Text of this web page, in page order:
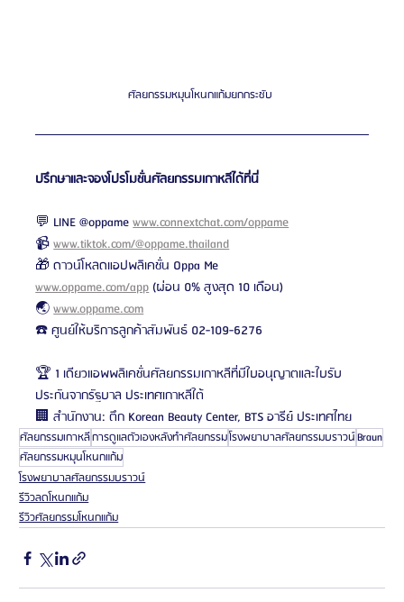
ศัลยกรรมหมุนโหนกแก้มยกกระชับ
ปรึกษาและจองโปรโมชั่นศัลยกรรมเกาหลีได้ที่นี่
💬 LINE @oppame www.connextchat.com/oppame
📹 www.tiktok.com/@oppame.thailand
🎁 ดาวน์โหลดแอปพลิเคชั่น Oppa Me
www.oppame.com/app (ผ่อน 0% สูงสุด 10 เดือน)
🌏 www.oppame.com
☎️ ศูนย์ให้บริการลูกค้าสัมพันธ์ 02-109-6276
🏆 1 เดียวแอพพลิเคชั่นศัลยกรรมเกาหลีที่มีใบอนุญาตและใบรับ
ประกันจากรัฐบาล ประเทศเกาหลีใต้
🏢 สำนักงาน: ตึก Korean Beauty Center, BTS อารีย์ ประเทศไทย
ศัลยกรรมเกาหลีการดูแลตัวเองหลังทำศัลยกรรมโรงพยาบาลศัลยกรรมบราวน์Braun
ศัลยกรรมหมุนโหนกแก้ม
โรงพยาบาลศัลยกรรมบราวน์
รีวิวลดโหนกแก้ม
รีวิวศัลยกรรมโหนกแก้ม